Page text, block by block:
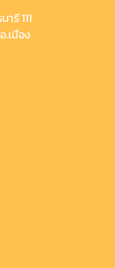
รี 111
.เมือง